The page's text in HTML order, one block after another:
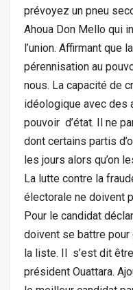
prévoyez un pneu
Ahoua Don Mello qui
l’union. Affirmant que
pérennisation au
nous. La capacité de
idéologique avec des
pouvoir d’état. Il ne
dont certains partis
les jours alors qu’on
La lutte contre la
électorale ne doivent
Pour le candidat
doivent se battre pour
la liste. Il s’est dit
président Ouattara.